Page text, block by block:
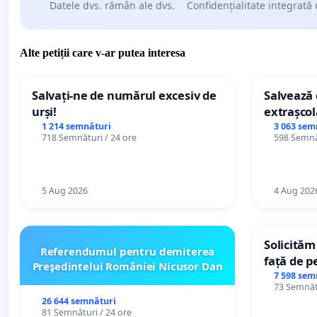
Datele dvs. rămân ale dvs. Confidențialitate integrată
Alte petiții care v-ar putea interesa
Salvați-ne de numărul excesiv de
urși!
1 214 semnături
718 Semnături / 24 ore
5 Aug 2026
palatele
3 063
598
4 Aug
Referendumul pentru demiterea
Preşedintelui României Nicusor Dan
26 644 semnături
81 Semnături / 24 ore
față de
7 598
73